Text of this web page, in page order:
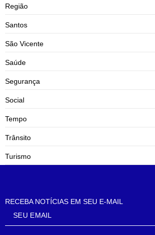
Região
Santos
São Vicente
Saúde
Segurança
Social
Tempo
Trânsito
Turismo
RECEBA NOTÍCIAS EM SEU E-MAIL